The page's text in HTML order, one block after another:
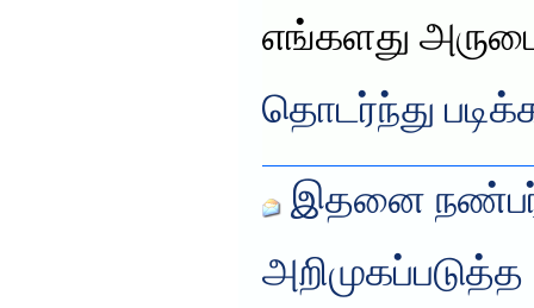
எங்களது
தொடர்ந்து
இதனை
அறிமுகப்படுத்த